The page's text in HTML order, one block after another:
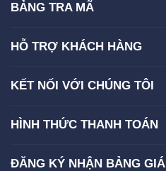
BẢNG TRA MÃ
HỖ TRỢ KHÁCH HÀNG
KẾT NỐI VỚI CHÚNG TÔI
HÌNH THỨC THANH TOÁN
ĐĂNG KÝ NHẬN BẢNG GIÁ